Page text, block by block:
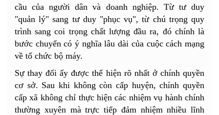
cầu của người dân và doanh nghiệp. Từ tư duy
"quản lý" sang tư duy "phục vụ", từ chú trọng quy
trình sang coi trọng chất lượng đầu ra, đó chính là
bước chuyển có ý nghĩa lâu dài của cuộc cách mạng
về tổ chức bộ máy.
Sự thay đổi ấy được thể hiện rõ nhất ở chính quyền
cơ sở. Sau khi không còn cấp huyện, chính quyền
cấp xã không chỉ thực hiện các nhiệm vụ hành chính
thường xuyên mà trực tiếp đảm nhiệm nhiều lĩnh